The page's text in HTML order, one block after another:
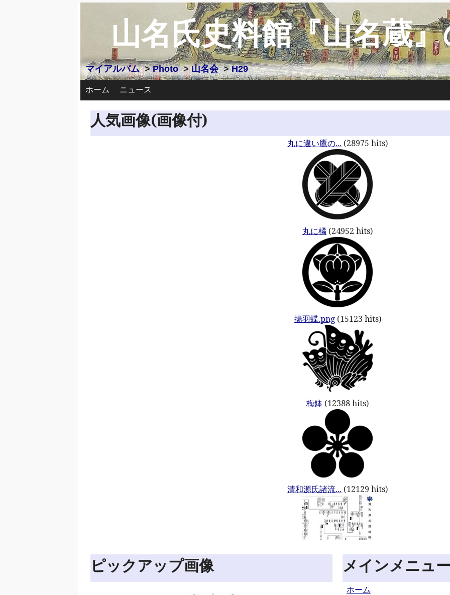
山名氏史料館『山名蔵
マイアルバム>Photo>山名会>H29
ホーム ニュース
人気画像(画像付)
丸に違い鷹の... (28975 hits)
丸に橘 (24952 hits)
揚羽蝶.png(15123 hits)
梅鉢 (12388 hits)
清和源氏諸流... (12129 hits)
ピックアップ画像 メインメニュ
ホーム